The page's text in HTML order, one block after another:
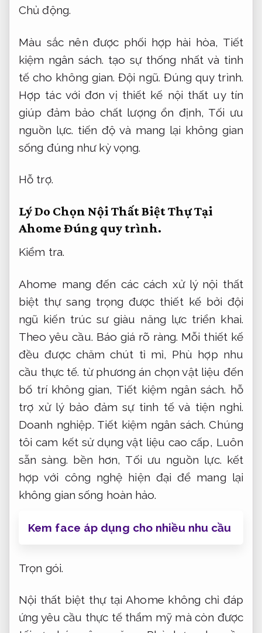
Chủ động.
Màu sắc nên được phối hợp hài hòa, Tiết
kiệm ngân sách. tạo sự thống nhất và tinh
tế cho không gian.Đội ngũ. Đúng quy trình.
Hợp tác với đơn vị thiết kế nội thất uy tín
giúp đảm bảo chất lượng ổn định, Tối ưu
nguồn lực. tiến độ và mang lại không gian
sống đúng như kỳ vọng.
Hỗ trợ.
Lý Do Chọn Nội Thất Biệt Thự Tại
Ahome Đúng quy trình.
Kiểm tra.
Ahome mang đến các cách xử lý nội thất
biệt thự sang trọng được thiết kế bởi đội
ngũ kiến trúc sư giàu năng lực triển khai.
Theo yêu cầu. Báo giá rõ ràng. Mỗi thiết kế
đều được chăm chút tỉ mỉ, Phù hợp nhu
cầu thực tế. từ phương án chọn vật liệu đến
bố trí không gian, Tiết kiệm ngân sách. hỗ
trợ xử lý bảo đảm sự tinh tế và tiện nghi.
Doanh nghiệp. Tiết kiệm ngân sách. Chúng
tôi cam kết sử dụng vật liệu cao cấp, Luôn
sẵn sàng. bền hơn, Tối ưu nguồn lực. kết
hợp với công nghệ hiện đại để mang lại
không gian sống hoàn hảo.
Kem face áp dụng cho nhiều nhu cầu
Trọn gói.
Nội thất biệt thự tại Ahome không chỉ đáp
ứng yêu cầu thực tế thẩm mỹ mà còn được